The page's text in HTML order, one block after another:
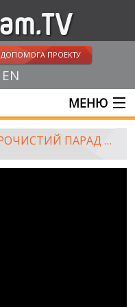
ДОПОМОГА ПРОЕКТУ
EN
МЕНЮ
УРОЧИСТИЙ ПАРАД ДО 30 ДНЯ НЕЗАЛЕЖНОСТІ УКРАЇНИ | ПРЯМА ТРАНСЛЯЦІЯ